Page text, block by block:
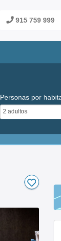
915 759 999
Personas por